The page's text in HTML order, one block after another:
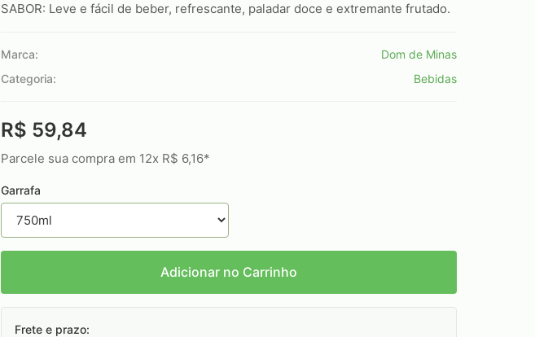
SABOR: Leve e fácil de beber, refrescante, paladar doce e extremante frutado.
Marca:
Dom de Minas
Categoria:
Bebidas
R$ 59,84
Parcele sua compra em 12x R$ 6,16*
Garrafa
Adicionar no Carrinho
Frete e prazo: